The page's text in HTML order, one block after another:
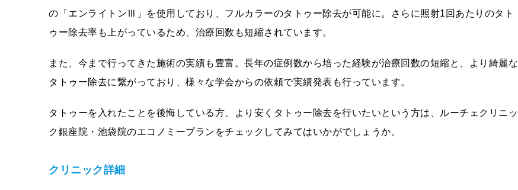
の「エンライトンⅢ」を使用しており、フルカラーのタトゥー除去が可能に。さらに照射1回あたりのタト
ゥー除去率も上がっているため、治療回数も短縮されています。
また、今まで行ってきた施術の実績も豊富。長年の症例数から培った経験が治療回数の短縮と、より綺麗な
タトゥー除去に繋がっており、様々な学会からの依頼で実績発表も行っています。
タトゥーを入れたことを後悔している方、より安くタトゥー除去を行いたいという方は、ルーチェクリニッ
ク銀座院・池袋院のエコノミープランをチェックしてみてはいかがでしょうか。
クリニック詳細